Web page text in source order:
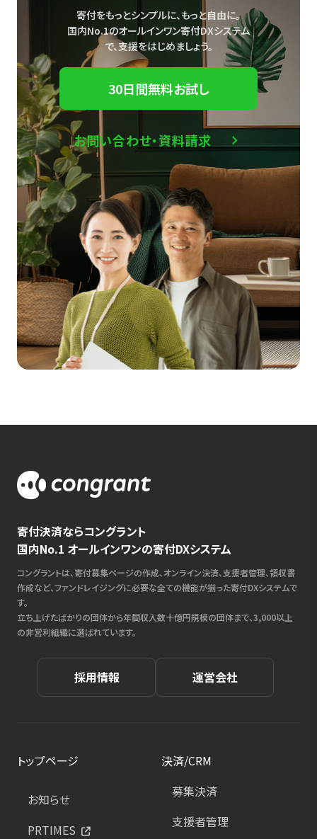
寄付をもっとシンプルに、もっと自由に。
国内No.1のオールインワン寄付DXシステム
で、支援をはじめましょう。
30日間無料お試し
お問い合わせ・資料請求
寄付決済ならコングラント
国内No.1 オールインワンの寄付DXシステム
コングラントは、寄付募集ページの作成、オンライン決済、支援者管理、領収書
作成など、ファンドレイジングに必要な全ての機能が揃った寄付DXシステムで
す。
立ち上げたばかりの団体から年間収入数十億円規模の団体まで、3,000以上
の非営利組織に選ばれています。
採用情報 運営会社
トップページ
お知らせ
PRTIMES
決済/CRM
募集決済
支援者管理